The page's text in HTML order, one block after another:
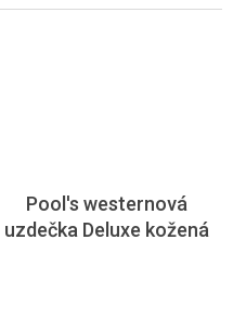
Pool's westernová
uzdečka Deluxe kožená